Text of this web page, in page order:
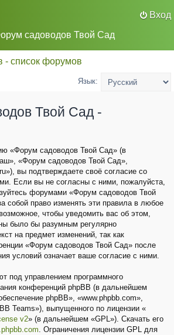
Вход
садоводов Твой Сад
- список форумов
Язык:
Твой Сад -
«Форум садоводов Твой Сад» (в
«Форум садоводов Твой Сад»,
вы подтверждаете своё согласие со
Если вы не согласны с ними, пожалуйста,
форумами «Форум садоводов Твой
собой право изменять эти правила в любое
чтобы уведомить вас об этом,
было бы разумным регулярно
на предмет изменений, так как
«Форум садоводов Твой Сад» после
условий означает ваше согласие с ними.
под управлением программного
конференций phpBB (в дальнейшем
phpBB», «www.phpbb.com»,
Teams»), выпущенного по лицензии «
v2» (в дальнейшем «GPL»). Скачать его
. Ограничения лицензии GPL для